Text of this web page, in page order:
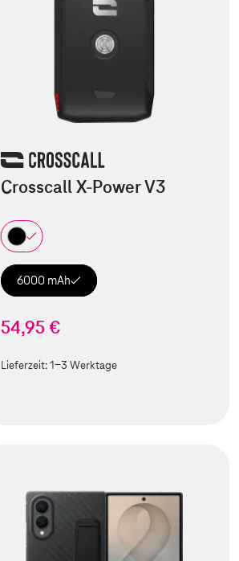
Crosscall X-Power V3
6000 mAh
54,95 €
Lieferzeit:1-3 Werktage